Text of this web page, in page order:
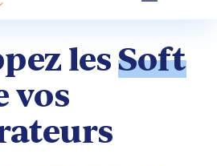
lesSoft
vos